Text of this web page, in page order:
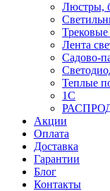
Люстры,
Лента
Садово-
Теплые
1С
Акции
Оплата
Доставка
Гарантии
Блог
Контакты